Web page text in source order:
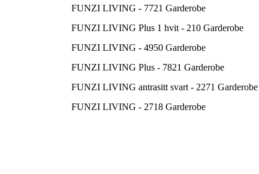
FUNZI LIVING - 7721 Garderobe
FUNZI LIVING Plus 1 hvit - 210 Garderobe
FUNZI LIVING - 4950 Garderobe
FUNZI LIVING Plus - 7821 Garderobe
FUNZI LIVING antrasitt svart - 2271 Garderobe
FUNZI LIVING - 2718 Garderobe